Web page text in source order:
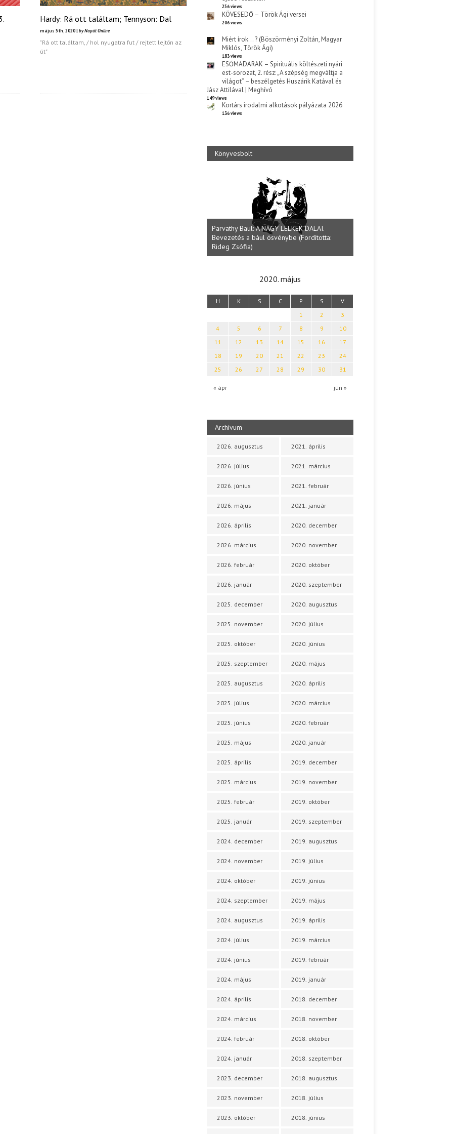
Hardy: Rá ott találtam; Tennyson: Dal
május 5th, 2020 | by Napút Online
"Rá ott találtam, / hol nyugatra fut / rejtett lejtőn az
út"
256 views
KÖVESEDŐ – Török Ági versei
206 views
Miért írok… ? (Böszörményi Zoltán, Magyar
Miklós, Török Ági)
183 views
ESŐMADARAK – Spirituális költészeti nyári
est-sorozat, 2. rész: „A szépség megváltja a
világot” – beszélgetés Huszárik Katával és
Jász Attilával | Meghívó
149 views
Kortárs irodalmi alkotások pályázata 2026
136 views
Könyvesbolt
Halmai Tamás: Megválaszolt érintés. Leveles
Ibolya költői világa
2020. május
H K S C P S V
« ápr jún »
1 2
3
4
5 6 7 8 9
10
11
12 13 14 15 16
17
18
19 20 21 22 23
24
25
26 27 28 29 30 31
Archívum
2026. augusztus
2026. július
2026. június
2026. május
2026. április
2026. március
2026. február
2026. január
2025. december
2025. november
2025. október
2025. szeptember
2025. augusztus
2025. július
2025. június
2025. május
2025. április
2025. március
2025. február
2025. január
2024. december
2024. november
2024. október
2024. szeptember
2024. augusztus
2024. július
2024. június
2024. május
2024. április
2024. március
2024. február
2024. január
2023. december
2023. november
2023. október
2021. április
2021. március
2021. február
2021. január
2020. december
2020. november
2020. október
2020. szeptember
2020. augusztus
2020. július
2020. június
2020. május
2020. április
2020. március
2020. február
2020. január
2019. december
2019. november
2019. október
2019. szeptember
2019. augusztus
2019. július
2019. június
2019. május
2019. április
2019. március
2019. február
2019. január
2018. december
2018. november
2018. október
2018. szeptember
2018. augusztus
2018. július
2018. június